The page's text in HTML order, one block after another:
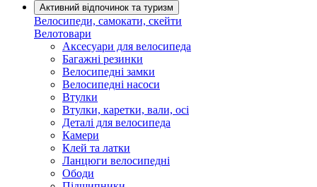
Активний відпочинок та туризм
Велосипеди, самокати, скейти
Велотовари
Аксесуари для велосипеда
Багажні резинки
Велосипедні замки
Велосипедні насоси
Втулки
Втулки, каретки, вали, осі
Деталі для велосипеда
Камери
Клей та латки
Ланцюги велосипедні
Ободи